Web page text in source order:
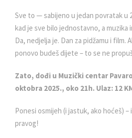
Sve to — sabijeno u jedan povratak u
kad je sve bilo jednostavno, a muzika
Da, nedjelja je. Dan za pidžamu i film.
ponovo budeš dijete – to se ne
Zato, dođi u Muzički centar
oktobra 2025., oko 21h. Ulaz: 12
Ponesi osmijeh (i jastuk, ako hoćeš) –
pravog!